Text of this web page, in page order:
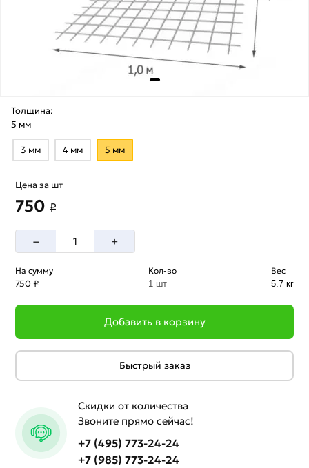
Толщина:
5 мм
3 мм 4 мм 5 мм
Цена за шт
750 ₽
– +
На сумму
750 ₽
Кол-во
1 шт
Вес
5.7 кг
Добавить в корзину
Быстрый заказ
Скидки от количества
Звоните прямо сейчас!
+7 (495) 773-24-24
+7 (985) 773-24-24